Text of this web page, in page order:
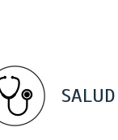
SALUD